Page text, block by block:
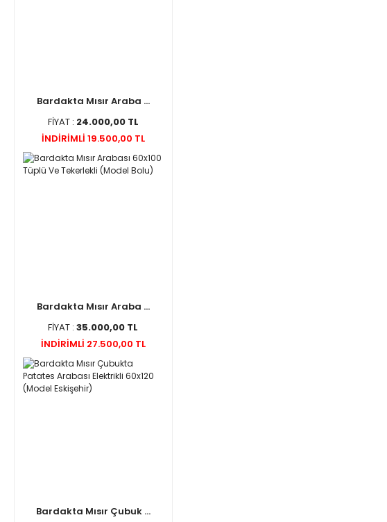
Bardakta Mısır Araba ...
FİYAT : 24.000,00 TL
İNDİRİMLİ 19.500,00 TL
Bardakta Mısır Araba ...
FİYAT :35.000,00 TL
İNDİRİMLİ 27.500,00 TL
Bardakta Mısır Çubuk ...